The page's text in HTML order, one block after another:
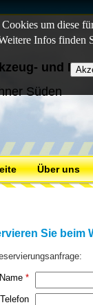
und
Süden
Über uns
Sie beim
Name *
Telefon
um diese
Infos finden